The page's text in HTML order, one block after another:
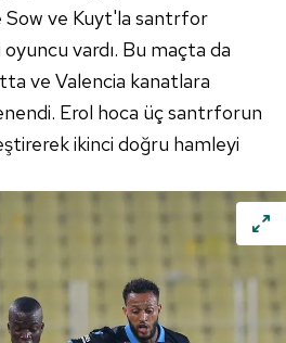
Sow ve Kuyt'la santrfor
vardı. Bu maçta da
ve Valencia kanatlara
Erol hoca üç santrforun
ikinci doğru hamleyi